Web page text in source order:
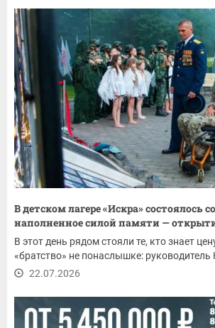
В детском лагере «Искра» состоялось
наполненное силой памяти —
В этот день рядом стояли те, кто знает
«братство» не понаслышке: руководитель
22.07.2026